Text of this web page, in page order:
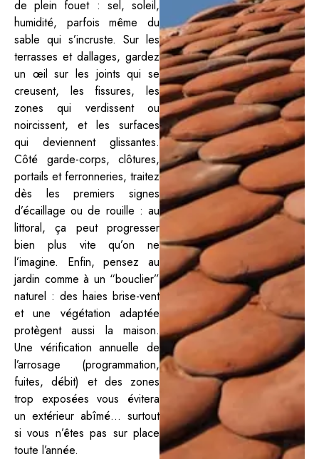
de plein fouet : sel, soleil,
humidité, parfois même du
sable qui s’incruste. Sur les
terrasses et dallages, gardez
un œil sur les joints qui se
creusent, les fissures, les
zones qui verdissent ou
noircissent, et les surfaces
qui deviennent glissantes.
Côté garde-corps, clôtures,
portails et ferronneries, traitez
dès les premiers signes
d’écaillage ou de rouille : au
littoral, ça peut progresser
bien plus vite qu’on ne
l’imagine. Enfin, pensez au
jardin comme à un “bouclier”
naturel : des haies brise-vent
et une végétation adaptée
protègent aussi la maison.
Une vérification annuelle de
l’arrosage (programmation,
fuites, débit) et des zones
trop exposées vous évitera
un extérieur abîmé… surtout
si vous n’êtes pas sur place
toute l’année.